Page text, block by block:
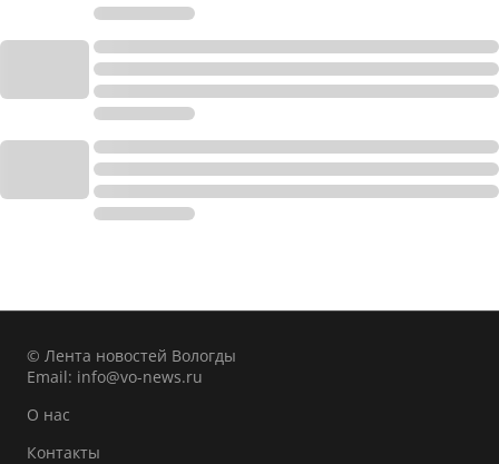
© Лента новостей Вологды
Email: info@vo-news.ru
О нас
Контакты